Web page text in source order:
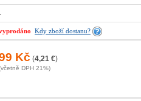
Kdy zboží dostanu?
Kč (4,21 €)
DPH 21%)